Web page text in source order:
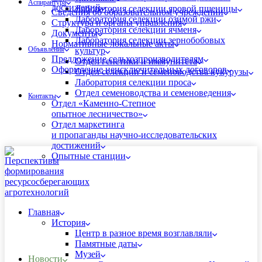
Лаборатория селекции яровой пшеницы
Лаборатория селекции озимой ржи
Лаборатория селекции ячменя
Лаборатория селекции зернобобовых
культур
Отдел генетики и иммунитета
Отдел селекции и семеноводства кукурузы
Лаборатория селекции проса
Отдел семеноводства и семеноведения
Отдел «Каменно-Степное
опытное лесничество»
Отдел маркетинга
и пропаганды научно-исследовательских
достижений
Опытные станции
достижений
Аспирантура
Сведения об образовательном учреждении
Структура и органы управления
Документы
Нормативные локальные акты
Объявления
Предложение сельхозпроизводителям
Оформление неисключительных договоров
Контакты
Главная
История
Центр в разное время возглавляли
Памятные даты
Музей
Новости